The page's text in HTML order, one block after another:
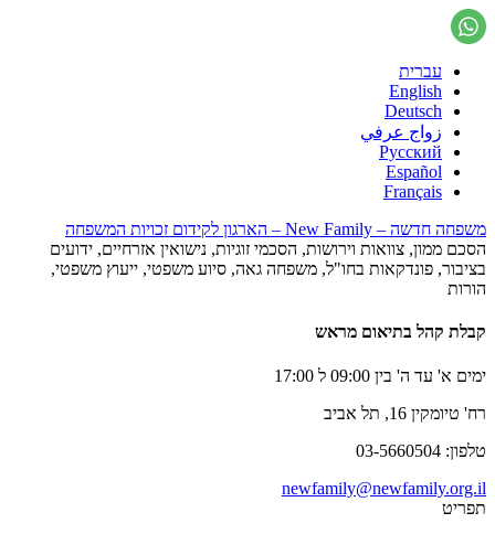
עברית
English
Deutsch
زواج عرفي
Русский
Español
Français
משפחה חדשה – New Family – הארגון לקידום זכויות המשפחה
הסכם ממון, צוואות וירושות, הסכמי זוגיות, נישואין אזרחיים, ידועים
בציבור, פונדקאות בחו"ל, משפחה גאה, סיוע משפטי, ייעוץ משפטי,
הורות
קבלת קהל בתיאום מראש
ימים א' עד ה' בין 09:00 ל 17:00
רח' טיומקין 16, תל אביב
טלפון: 03-5660504
newfamily@newfamily.org.il
תפריט